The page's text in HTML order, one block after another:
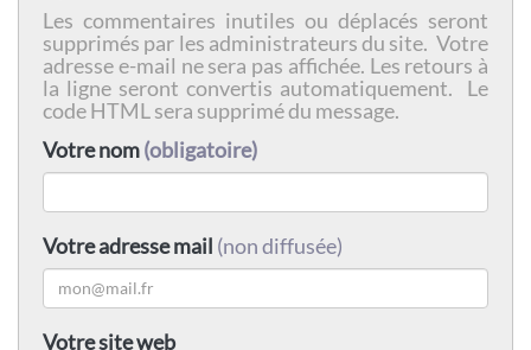
Les commentaires inutiles ou déplacés seront
supprimés par les administrateurs du site. Votre
adresse e-mail ne sera pas affichée. Les retours à
la ligne seront convertis automatiquement. Le
code HTML sera supprimé du message.
Votre nom(obligatoire)
Votre adresse mail (non diffusée)
Votre site web